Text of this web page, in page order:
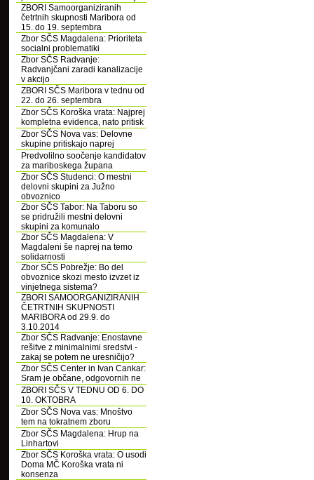
ZBORI Samoorganiziranih
četrtnih skupnosti Maribora od
15. do 19. septembra
Zbor SČS Magdalena: Prioriteta
socialni problematiki
Zbor SČS Radvanje:
Radvanjčani zaradi kanalizacije
v akcijo
ZBORI SČS Maribora v tednu od
22. do 26. septembra
Zbor SČS Koroška vrata: Najprej
kompletna evidenca, nato pritisk
Zbor SČS Nova vas: Delovne
skupine pritiskajo naprej
Predvolilno soočenje kandidatov
za mariboskega župana
Zbor SČS Studenci: O mestni
delovni skupini za Južno
obvoznico
Zbor SČS Tabor: Na Taboru so
se pridružili mestni delovni
skupini za komunalo
Zbor SČS Magdalena: V
Magdaleni še naprej na temo
solidarnosti
Zbor SČS Pobrežje: Bo del
obvoznice skozi mesto izvzet iz
vinjetnega sistema?
ZBORI SAMOORGANIZIRANIH
ČETRTNIH SKUPNOSTI
MARIBORA od 29.9. do
3.10.2014
Zbor SČS Radvanje: Enostavne
rešitve z minimalnimi sredstvi -
zakaj se potem ne uresničijo?
Zbor SČS Center in Ivan Cankar:
Sram je občane, odgovornih ne
ZBORI SČS V TEDNU OD 6. DO
10. OKTOBRA
Zbor SČS Nova vas: Mnoštvo
tem na tokratnem zboru
Zbor SČS Magdalena: Hrup na
Linhartovi
Zbor SČS Koroška vrata: O usodi
Doma MČ Koroška vrata ni
konsenza